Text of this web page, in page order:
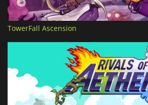
TowerFall Ascension